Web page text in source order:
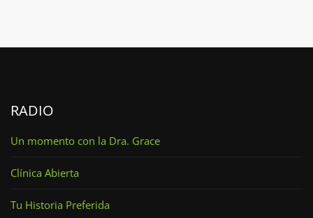
RADIO
Un momento con la Dra. Grace
Clínica Abierta
Tu Historia Preferida